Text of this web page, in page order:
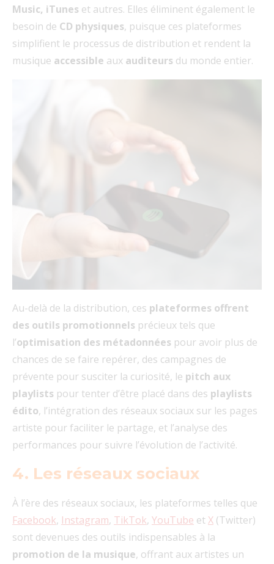
Music, iTunes et autres. Elles éliminent également le
besoin de CD physiques, puisque ces plateformes
simplifient le processus de distribution et rendent la
musique accessible aux auditeurs du monde entier.
Au-delà de la distribution, ces plateformes offrent
des outils promotionnels précieux tels que
l’optimisation des métadonnées pour avoir plus de
chances de se faire repérer, des campagnes de
prévente pour susciter la curiosité, le pitch aux
playlists pour tenter d’être placé dans des playlists
édito, l’intégration des réseaux sociaux sur les pages
artiste pour faciliter le partage, et l’analyse des
performances pour suivre l’évolution de l’activité.
4. Les réseaux sociaux
À l’ère des réseaux sociaux, les plateformes telles que
Facebook, Instagram, TikTok, YouTube etX (Twitter)
sont devenues des outils indispensables à la
promotion de la musique, offrant aux artistes un